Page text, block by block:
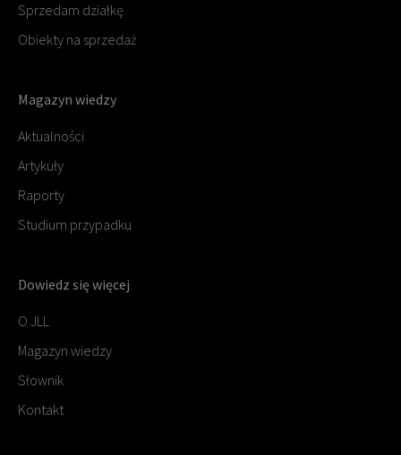
Sprzedam działkę
Obiekty na sprzedaż
Magazyn wiedzy
Aktualności
Artykuły
Raporty
Studium przypadku
Dowiedz się więcej
O JLL
Magazyn wiedzy
Słownik
Kontakt